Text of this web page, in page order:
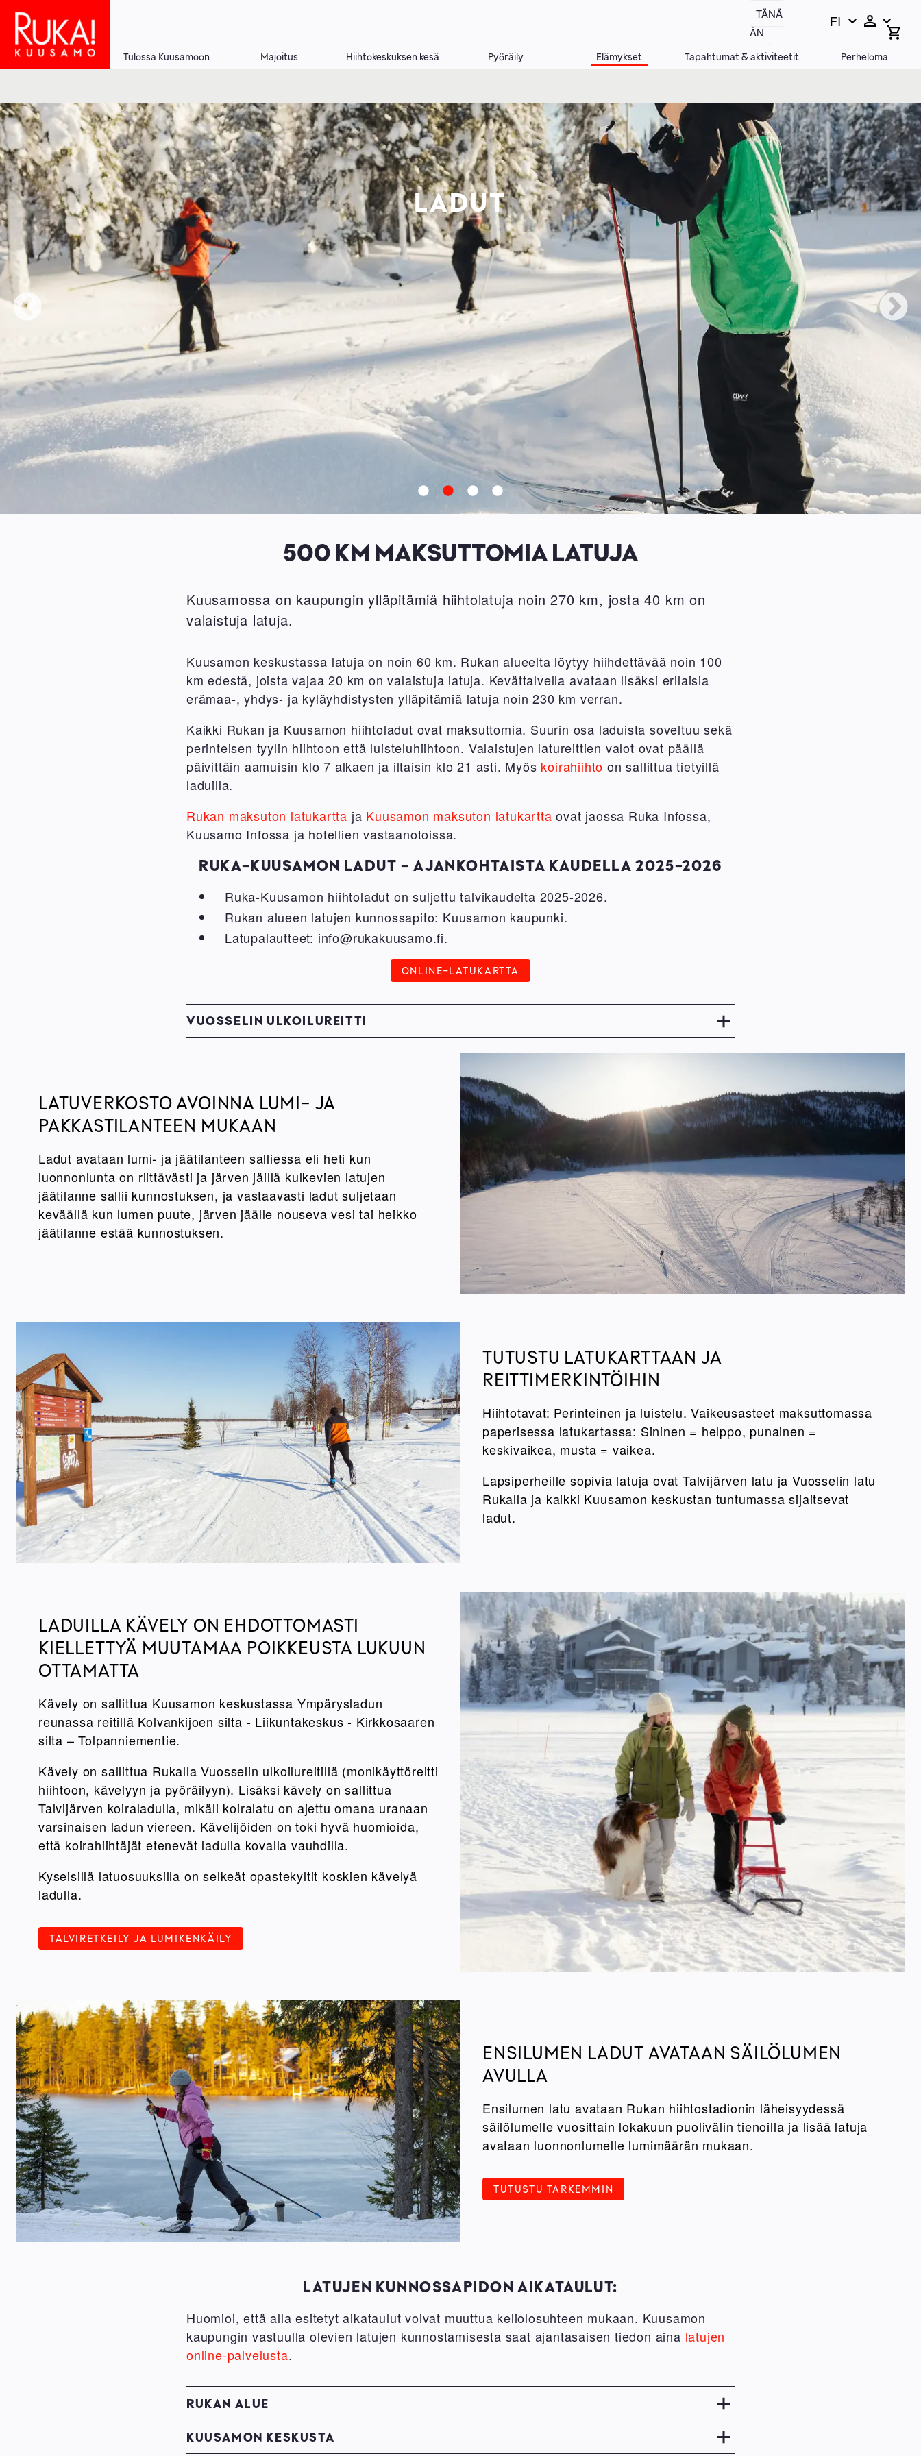
Hyppää
pääsisältöön
TÄNÄ
ÄN
bar
Vaihda
nykyinen
FI
navigation
Tulossa Kuusamoon Majoitus Hiihtokeskuksen kesä Pyöräily Elämykset Tapahtumat & aktiviteetit Perheloma
LADUT
500 KM MAKSUTTOMIA LATUJA
Kuusamossa on kaupungin ylläpitämiä hiihtolatuja noin 270 km, josta 40 km on
valaistuja latuja.
Kuusamon keskustassa latuja on noin 60 km. Rukan alueelta löytyy hiihdettävää noin 100
km edestä, joista vajaa 20 km on valaistuja latuja. Kevättalvella avataan lisäksi erilaisia
erämaa-, yhdys- ja kyläyhdistysten ylläpitämiä latuja noin 230 km verran.
Kaikki Rukan ja Kuusamon hiihtoladut ovat maksuttomia. Suurin osa laduista soveltuu sekä
perinteisen tyylin hiihtoon että luisteluhiihtoon. Valaistujen latureittien valot ovat päällä
päivittäin aamuisin klo 7 alkaen ja iltaisin klo 21 asti. Myös koirahiihto on sallittua tietyillä
laduilla.
Rukan maksuton latukartta ja Kuusamon maksuton latukartta ovat jaossa Ruka Infossa,
Kuusamo Infossa ja hotellien vastaanotoissa.
RUKA-KUUSAMON LADUT - AJANKOHTAISTA KAUDELLA 2025-2026
Ruka-Kuusamon hiihtoladut on suljettu talvikaudelta 2025-2026.
Rukan alueen latujen kunnossapito: Kuusamon kaupunki.
Latupalautteet: info@rukakuusamo.fi.
ONLINE-LATUKARTTA
VUOSSELIN ULKOILUREITTI
LATUVERKOSTO AVOINNA LUMI- JA
PAKKASTILANTEEN MUKAAN
Ladut avataan lumi- ja jäätilanteen salliessa eli heti kun
luonnonlunta on riittävästi ja järven jäillä kulkevien latujen
jäätilanne sallii kunnostuksen, ja vastaavasti ladut suljetaan
keväällä kun lumen puute, järven jäälle nouseva vesi tai heikko
jäätilanne estää kunnostuksen.
TUTUSTU LATUKARTTAAN JA
REITTIMERKINTÖIHIN
Hiihtotavat: Perinteinen ja luistelu. Vaikeusasteet maksuttomassa
paperisessa latukartassa: Sininen = helppo, punainen =
keskivaikea, musta = vaikea.
Lapsiperheille sopivia latuja ovat Talvijärven latu ja Vuosselin latu
Rukalla ja kaikki Kuusamon keskustan tuntumassa sijaitsevat
ladut.
LADUILLA KÄVELY ON EHDOTTOMASTI
KIELLETTYÄ MUUTAMAA POIKKEUSTA LUKUUN
OTTAMATTA
Kävely on sallittua Kuusamon keskustassa Ympärysladun
reunassa reitillä Kolvankijoen silta - Liikuntakeskus - Kirkkosaaren
silta – Tolpanniementie.
Kävely on sallittua Rukalla Vuosselin ulkoilureitillä (monikäyttöreitti
hiihtoon, kävelyyn ja pyöräilyyn). Lisäksi kävely on sallittua
Talvijärven koiraladulla, mikäli koiralatu on ajettu omana uranaan
varsinaisen ladun viereen. Kävelijöiden on toki hyvä huomioida,
että koirahiihtäjät etenevät ladulla kovalla vauhdilla.
Kyseisillä latuosuuksilla on selkeät opastekyltit koskien kävelyä
ladulla.
TALVIRETKEILY JA LUMIKENKÄILY
ENSILUMEN LADUT AVATAAN SÄILÖLUMEN
AVULLA
Ensilumen latu avataan Rukan hiihtostadionin läheisyydessä
säilölumelle vuosittain lokakuun puolivälin tienoilla ja lisää latuja
avataan luonnonlumelle lumimäärän mukaan.
TUTUSTU TARKEMMIN
LATUJEN KUNNOSSAPIDON AIKATAULUT:
Huomioi, että alla esitetyt aikataulut voivat muuttua keliolosuhteen mukaan. Kuusamon
kaupungin vastuulla olevien latujen kunnostamisesta saat ajantasaisen tiedon aina latujen
online-palvelusta.
RUKAN ALUE
KUUSAMON KESKUSTA